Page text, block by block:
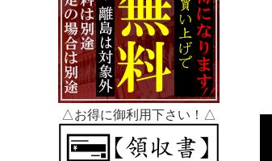
△お得に御利用下さい！△